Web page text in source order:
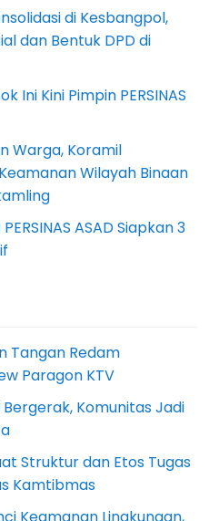
di Kesbangpol,
dan Bentuk DPD di
Ini Kini Pimpin PERSINAS
Warga, Koramil
Wilayah Binaan
ASAD Siapkan 3
Tangan Redam
Paragon KTV
Bergerak, Komunitas Jadi
Struktur dan Etos Tugas
Kamtibmas
Keamanan Lingkungan,